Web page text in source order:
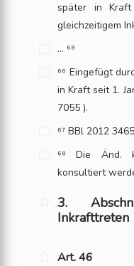
später in
gleichzeitigem
... ⁶⁸
⁶⁶ Eingefügt
in Kraft seit 1.
7055 ).
⁶⁷ BBl 2012 3465
⁶⁸ Die Änd.
konsultiert
3.
Inkrafttreten
Art. 46